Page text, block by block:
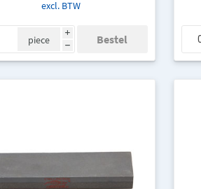
excl. BTW
i
h
piece